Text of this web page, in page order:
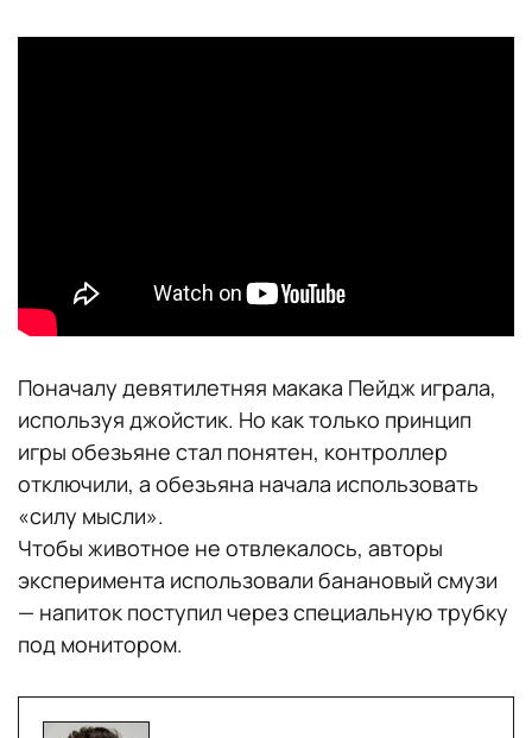
Поначалу девятилетняя макака Пейдж играла,
используя джойстик. Но как только принцип
игры обезьяне стал понятен, контроллер
отключили, а обезьяна начала использовать
«силу мысли».
Чтобы животное не отвлекалось, авторы
эксперимента использовали банановый смузи
— напиток поступил через специальную трубку
под монитором.